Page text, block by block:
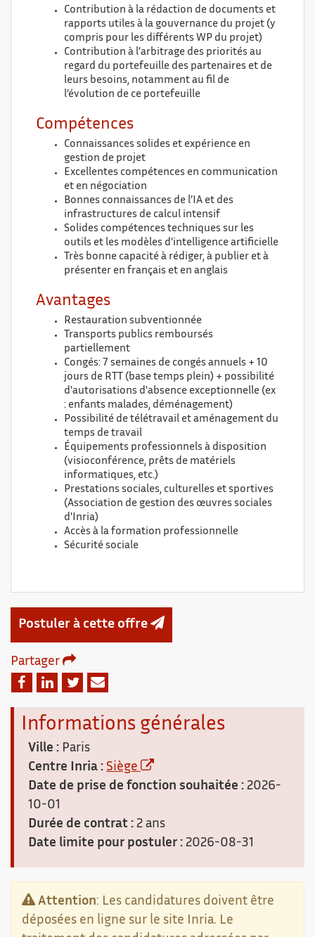
Contribution à la rédaction de documents et
rapports utiles à la gouvernance du projet (y
compris pour les différents WP du projet)
Contribution à l’arbitrage des priorités au
regard du portefeuille des partenaires et de
leurs besoins, notamment au fil de
l’évolution de ce portefeuille
Compétences
Connaissances solides et expérience en
gestion de projet
Excellentes compétences en communication
et en négociation
Bonnes connaissances de l’IA et des
infrastructures de calcul intensif
Solides compétences techniques sur les
outils et les modèles d’intelligence artificielle
Très bonne capacité à rédiger, à publier et à
présenter en français et en anglais
Avantages
Restauration subventionnée
Transports publics remboursés
partiellement
Congés: 7 semaines de congés annuels + 10
jours de RTT (base temps plein) + possibilité
d'autorisations d'absence exceptionnelle (ex
: enfants malades, déménagement)
Possibilité de télétravail et aménagement du
temps de travail
Équipements professionnels à disposition
(visioconférence, prêts de matériels
informatiques, etc.)
Prestations sociales, culturelles et sportives
(Association de gestion des œuvres sociales
d'Inria)
Accès à la formation professionnelle
Sécurité sociale
Postuler à cette offre
Partager
FacebookLinkedin
TwitterEmail
Informations générales
Ville : Paris
Centre Inria : Siège
Date de prise de fonction souhaitée : 2026-
10-01
Durée de contrat : 2 ans
Date limite pour postuler : 2026-08-31
Attention: Les candidatures doivent être
déposées en ligne sur le site Inria. Le